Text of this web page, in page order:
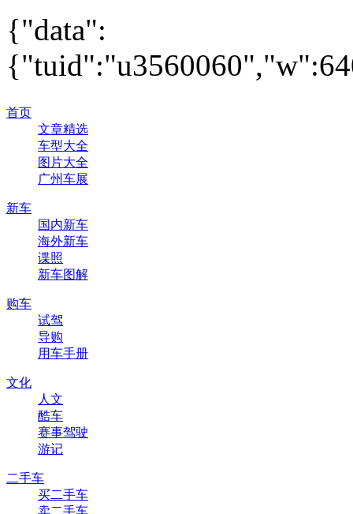
{"data":
首页
文章精选
车型大全
图片大全
广州车展
新车
国内新车
海外新车
谍照
新车图解
购车
试驾
导购
用车手册
文化
人文
酷车
赛事驾驶
游记
二手车
买二手车
卖二手车